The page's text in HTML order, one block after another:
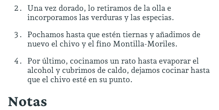
Una vez dorado, lo retiramos de la olla e
incorporamos las verduras y las especias.
Pochamos hasta que estén tiernas y añadimos de
nuevo el chivo y el fino Montilla-Moriles.
Por último, cocinamos un rato hasta evaporar el
alcohol y cubrimos de caldo, dejamos cocinar hasta
que el chivo esté en su punto.
Notas